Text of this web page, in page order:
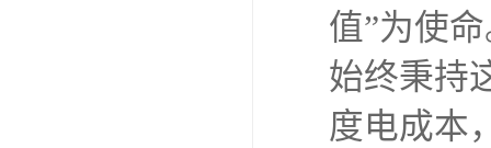
值”为使
始终秉持
度电成本